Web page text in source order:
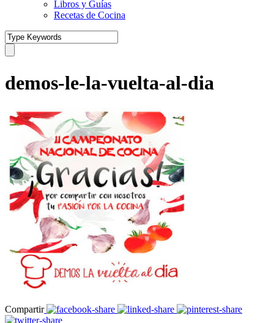
Libros y Guías
Recetas de Cocina
demos-le-la-vuelta-al-dia
Compartir